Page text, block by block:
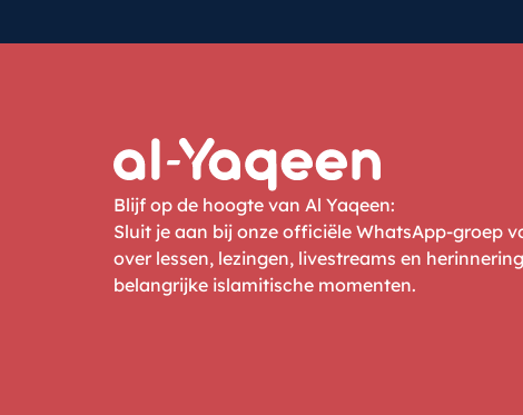
Blijf op de hoogte van Al Yaqeen:
Sluit je aan bij onze officiële WhatsApp-groep
over lessen, lezingen, livestreams en
belangrijke islamitische momenten.